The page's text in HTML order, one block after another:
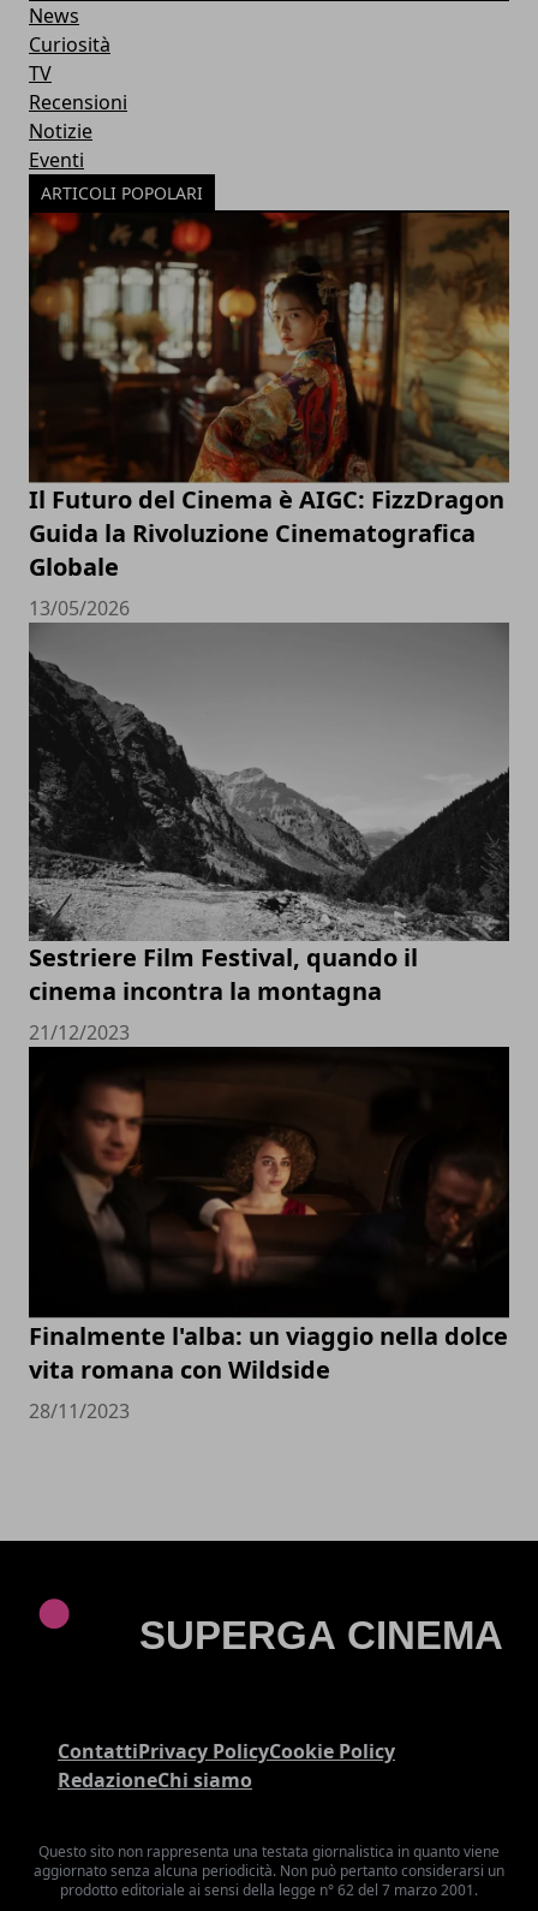
News
Curiosità
TV
Recensioni
Notizie
Eventi
ARTICOLI POPOLARI
Il Futuro del Cinema è AIGC: FizzDragon
Guida la Rivoluzione Cinematografica
Globale
13/05/2026
Sestriere Film Festival, quando il
cinema incontra la montagna
21/12/2023
Finalmente l'alba: un viaggio nella dolce
vita romana con Wildside
28/11/2023
ContattiPrivacy PolicyCookie Policy
RedazioneChi siamo
Questo sito non rappresenta una testata giornalistica in quanto viene
aggiornato senza alcuna periodicità. Non può pertanto considerarsi un
prodotto editoriale ai sensi della legge n° 62 del 7 marzo 2001.